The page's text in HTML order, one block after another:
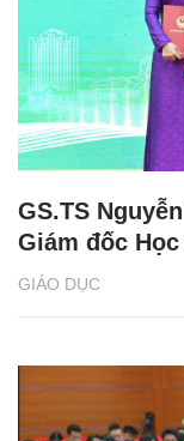
GIÁO DỤC
GS.TS
Giám đốc